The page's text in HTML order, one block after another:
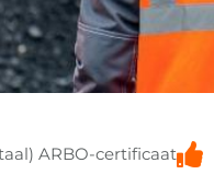
ARBO-certificaat